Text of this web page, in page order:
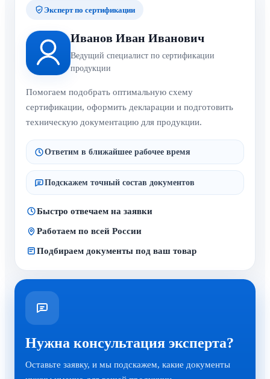
Эксперт по сертификации
Иванов Иван Иванович
Ведущий специалист по сертификации
продукции
Помогаем подобрать оптимальную схему
сертификации, оформить декларации и подготовить
техническую документацию для продукции.
Ответим в ближайшее рабочее время
Подскажем точный состав документов
Быстро отвечаем на заявки
Работаем по всей России
Подбираем документы под ваш товар
Нужна консультация эксперта?
Оставьте заявку, и мы подскажем, какие документы